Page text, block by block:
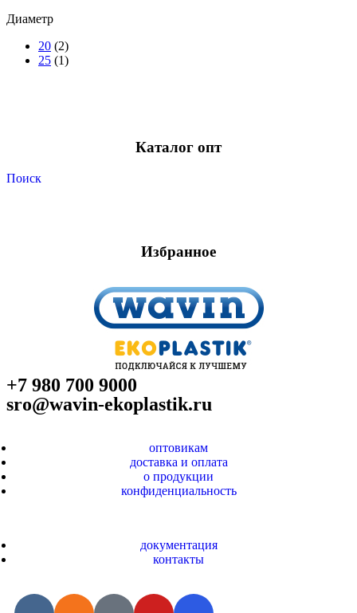
Диаметр
20 (2)
25 (1)
Каталог опт
Поиск
Избранное
+7 980 700 9000
sro@wavin-ekoplastik.ru
оптовикам
доставка и оплата
о продукции
конфиденциальность
документация
контакты